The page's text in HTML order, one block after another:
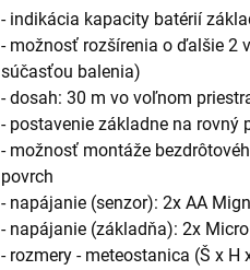
- indikácia kapacity batérií
- možnosť rozšírenia o ďalšie 2
súčasťou balenia)
- dosah: 30 m vo voľnom
- postavenie základne na rovný
- možnosť montáže
povrch
- napájanie (senzor): 2x AA
- napájanie (základňa): 2x
- rozmery - meteostanica (Š x H